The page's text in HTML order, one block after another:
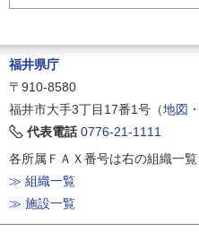
福井県庁
〒910-8580
福井市大手3丁目17番1号（地図
代表電話 0776-21-1111
各所属ＦＡＸ番号は右の組織一
≫ 組織一覧
≫ 施設一覧